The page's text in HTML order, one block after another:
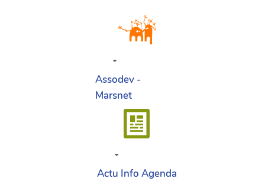
Assodev -
Marsnet
Actu Info Agenda